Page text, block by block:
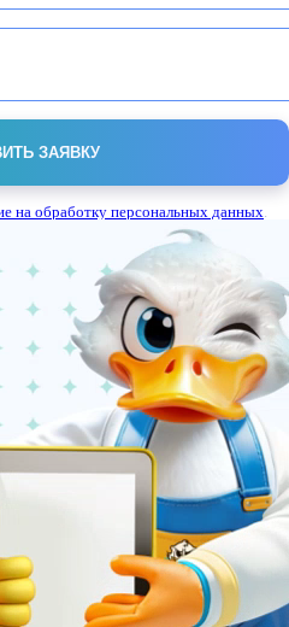
на обработку персональных данных.